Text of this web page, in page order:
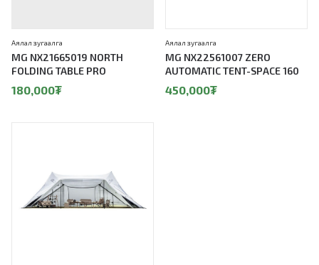
MG NX21665019 NORTH
FOLDING TABLE PRO
Аялал зугаалга
180,000₮
MG NX22561007 ZERO
AUTOMATIC TENT-SPACE 160
Аялал зугаалга
450,000₮